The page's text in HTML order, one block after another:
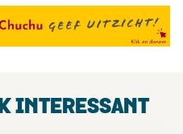
INTERESSANT